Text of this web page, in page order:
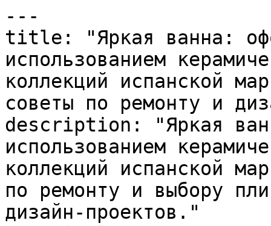
---
title: "Яркая ванна:
использованием
коллекций испанской
советы по ремонту и
description: "Яркая
использованием
коллекций испанской
по ремонту и выбору
дизайн-проектов."